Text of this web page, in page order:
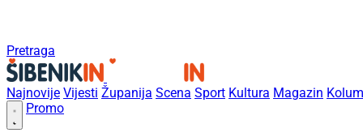
Pretraga
Najnovije Vijesti Županija Scena Sport Kultura Magazin
Promo